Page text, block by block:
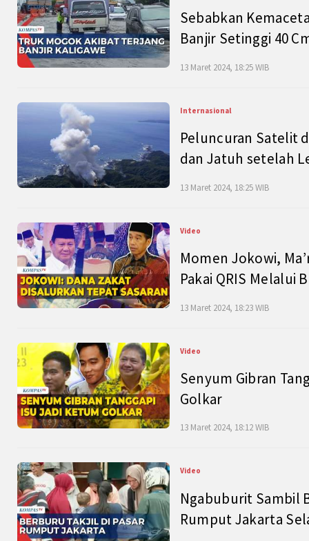
Sebabkan
Banjir Setinggi 40
13 Maret 2024, 18:25 WIB
Internasional
Peluncuran Satelit
dan Jatuh setelah
13 Maret 2024, 18:25 WIB
Video
Momen Jokowi,
Pakai QRIS Melalui
13 Maret 2024, 18:23 WIB
Video
Senyum Gibran
Golkar
13 Maret 2024, 18:12 WIB
Video
Ngabuburit Sambil
Rumput Jakarta